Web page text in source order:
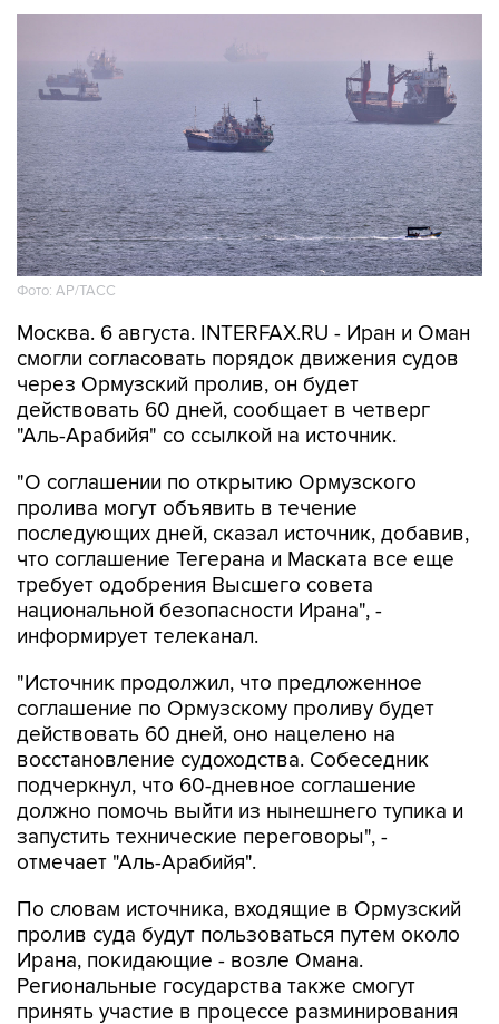
Фото: AP/ТАСС
Москва. 6 августа. INTERFAX.RU - Иран и Оман
смогли согласовать порядок движения судов
через Ормузский пролив, он будет
действовать 60 дней, сообщает в четверг
"Аль-Арабийя" со ссылкой на источник.
"О соглашении по открытию Ормузского
пролива могут объявить в течение
последующих дней, сказал источник, добавив,
что соглашение Тегерана и Маската все еще
требует одобрения Высшего совета
национальной безопасности Ирана", -
информирует телеканал.
"Источник продолжил, что предложенное
соглашение по Ормузскому проливу будет
действовать 60 дней, оно нацелено на
восстановление судоходства. Собеседник
подчеркнул, что 60-дневное соглашение
должно помочь выйти из нынешнего тупика и
запустить технические переговоры", -
отмечает "Аль-Арабийя".
По словам источника, входящие в Ормузский
пролив суда будут пользоваться путем около
Ирана, покидающие - возле Омана.
Региональные государства также смогут
принять участие в процессе разминирования